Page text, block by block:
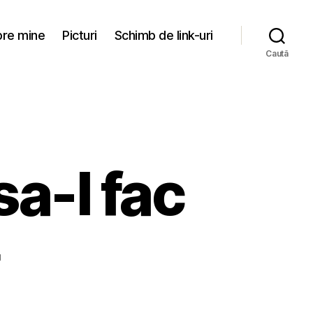
mine Picturi Schimb de link-uri
Caută
l fac
la